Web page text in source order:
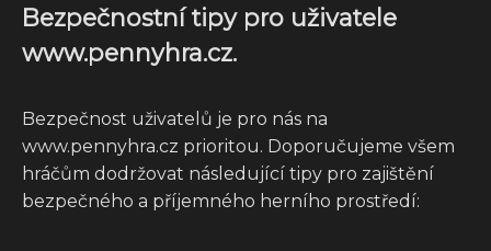
Bezpečnostní tipy pro uživatele
www.pennyhra.cz.
Bezpečnost uživatelů je pro nás na
www.pennyhra.cz prioritou. Doporučujeme všem
hráčům dodržovat následující tipy pro zajištění
bezpečného a příjemného herního prostředí: